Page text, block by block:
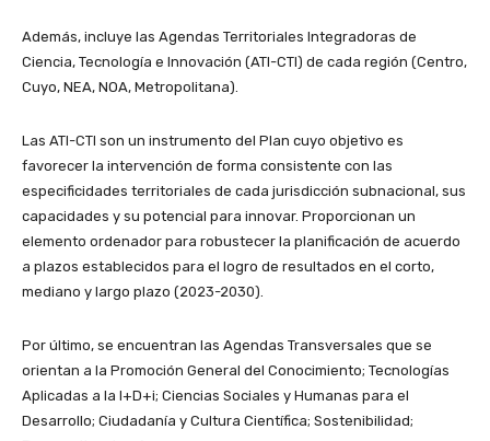
Además, incluye las Agendas Territoriales Integradoras de
Ciencia, Tecnología e Innovación (ATI-CTI) de cada región (Centro,
Cuyo, NEA, NOA, Metropolitana).
Las ATI-CTI son un instrumento del Plan cuyo objetivo es
favorecer la intervención de forma consistente con las
especificidades territoriales de cada jurisdicción subnacional, sus
capacidades y su potencial para innovar. Proporcionan un
elemento ordenador para robustecer la planificación de acuerdo
a plazos establecidos para el logro de resultados en el corto,
mediano y largo plazo (2023-2030).
Por último, se encuentran las Agendas Transversales que se
orientan a la Promoción General del Conocimiento; Tecnologías
Aplicadas a la I+D+i; Ciencias Sociales y Humanas para el
Desarrollo; Ciudadanía y Cultura Científica; Sostenibilidad;